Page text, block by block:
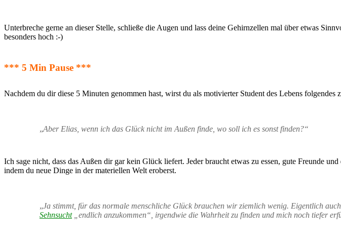
Unterbreche gerne an dieser Stelle, schließe die Augen und lass deine Gehirnzellen mal über etwas
besonders hoch :-)
*** 5 Min Pause ***
Nachdem du dir diese 5 Minuten genommen hast, wirst du als motivierter Student des Lebens folgendes
„Aber Elias, wenn ich das Glück nicht im Außen finde, wo soll ich es sonst finden?“
Ich sage nicht, dass das Außen dir gar kein Glück liefert. Jeder braucht etwas zu essen, gute Freunde
indem du neue Dinge in der materiellen Welt eroberst.
„Ja stimmt, für das normale menschliche Glück brauchen wir ziemlich wenig. Eigentlich
Sehnsucht„endlich anzukommen“, irgendwie die Wahrheit zu finden und mich noch tiefer